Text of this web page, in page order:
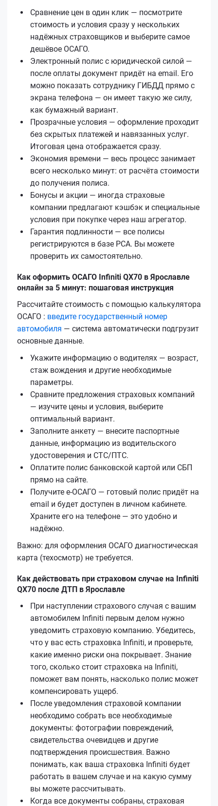
Сравнение цен в один клик — посмотрите
стоимость и условия сразу у нескольких
надёжных страховщиков и выберите самое
дешёвое ОСАГО.
Электронный полис с юридической силой —
после оплаты документ придёт на email. Его
можно показать сотруднику ГИБДД прямо с
экрана телефона — он имеет такую же силу,
как бумажный вариант.
Прозрачные условия — оформление проходит
без скрытых платежей и навязанных услуг.
Итоговая цена отображается сразу.
Экономия времени — весь процесс занимает
всего несколько минут: от расчёта стоимости
до получения полиса.
Бонусы и акции — иногда страховые
компании предлагают кэшбэк и специальные
условия при покупке через наш агрегатор.
Гарантия подлинности — все полисы
регистрируются в базе РСА. Вы можете
проверить их самостоятельно.
Как оформить ОСАГО Infiniti QX70 в Ярославле
онлайн за 5 минут: пошаговая инструкция
Рассчитайте стоимость с помощью калькулятора
ОСАГО : введите государственный номер
автомобиля — система автоматически подгрузит
основные данные.
Укажите информацию о водителях — возраст,
стаж вождения и другие необходимые
параметры.
Сравните предложения страховых компаний
— изучите цены и условия, выберите
оптимальный вариант.
Заполните анкету — внесите паспортные
данные, информацию из водительского
удостоверения и СТС/ПТС.
Оплатите полис банковской картой или СБП
прямо на сайте.
Получите е‑ОСАГО — готовый полис придёт на
email и будет доступен в личном кабинете.
Храните его на телефоне — это удобно и
надёжно.
Важно: для оформления ОСАГО диагностическая
карта (техосмотр) не требуется.
Как действовать при страховом случае на Infiniti
QX70 после ДТП в Ярославле
При наступлении страхового случая с вашим
автомобилем Infiniti первым делом нужно
уведомить страховую компанию. Убедитесь,
что у вас есть страховка Infiniti, и проверьте,
какие именно риски она покрывает. Знание
того, сколько стоит страховка на Infiniti,
поможет вам понять, насколько полис может
компенсировать ущерб.
После уведомления страховой компании
необходимо собрать все необходимые
документы: фотографии повреждений,
свидетельства очевидцев и другие
подтверждения происшествия. Важно
понимать, как ваша страховка Infiniti будет
работать в вашем случае и на какую сумму
вы можете рассчитывать.
Когда все документы собраны, страховая